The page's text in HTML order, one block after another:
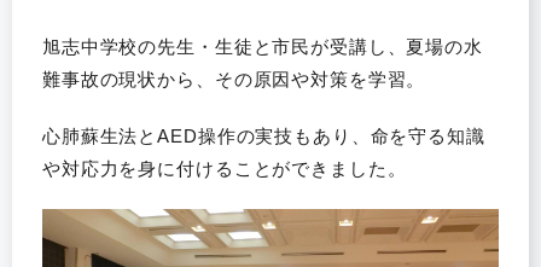
旭志中学校の先生・生徒と市民が受講し、夏場の水
難事故の現状から、その原因や対策を学習。
心肺蘇生法とAED操作の実技もあり、命を守る知識
や対応力を身に付けることができました。